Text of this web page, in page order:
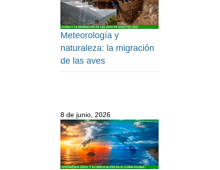
Meteorología y
naturaleza: la migración
de las aves
8 de junio, 2026